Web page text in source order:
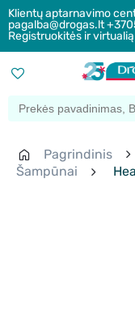
Klientų aptarnavimo
pagalba@drogas.lt
Registruokitės ir
Pagrindinis
Šampūnai